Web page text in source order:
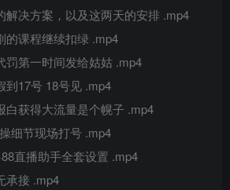
解决方案，以及这两天的安排 .mp4
的课程继续扣绿 .mp4
罚第一时间发给姑姑 .mp4
到17号 18号见 .mp4
白获得大流量是个幌子 .mp4
细节现场打号 .mp4
直播助手全套设置 .mp4
承接 .mp4